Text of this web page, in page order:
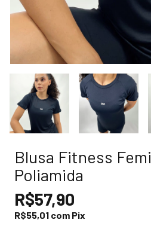
Blusa Fitness
Poliamida
R$57,90
R$55,01 com Pix